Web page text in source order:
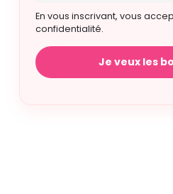
En vous inscrivant, vous
confidentialité.